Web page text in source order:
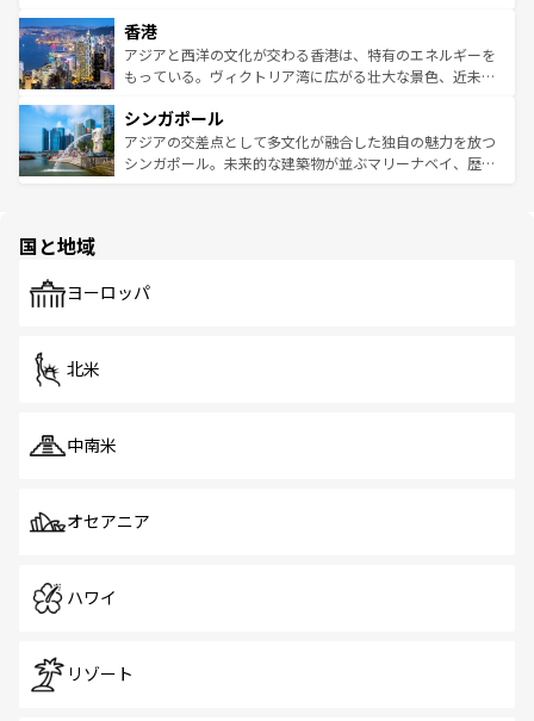
とつ。フォーやバインミー、ベトナムコーヒーなどは、ぜ
ひ現地で味わいたい。どの地域を訪れてもあたたかい人々
が旅行者を迎えてくれるので、きっと忘れられない旅にな
参照してほしい。
の活気が交差している。北部ではチェンマイなどの山岳地
帯で自然と触れ合い、南部ではプーケットやクラビの美し
いビーチでリゾート気分を楽しむことができる。タイ料理
激する。気候は一年中温暖で、どの季節にも異なる楽しみ
が待っている。親しみやすいタイの人々、仏教を中心とし
た文化、そして多様な観光資源が、訪れる旅人を魅了し続
香港
アジアと西洋の文化が交わる香港は、特有のエネルギーを
もっている。ヴィクトリア湾に広がる壮大な景色、近未来
み、どこを訪れても感動するはず。観光スポットが密集し
ており、効率よく見どころを回れるのも魅力。息をのむよ
うな絶景から文化的な体験まで、香港を存分に楽しみ尽く
シンガポール
アジアの交差点として多文化が融合した独自の魅力を放つ
シンガポール。未来的な建築物が並ぶマリーナベイ、歴史
で、ホーカーズは地元の風情を楽しめる外せないスポット
国と地域
ヨーロッパ
北米
中南米
オセアニア
ハワイ
リゾート